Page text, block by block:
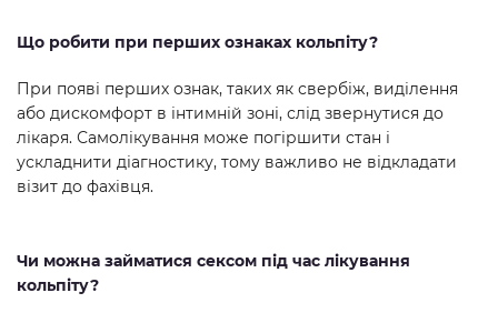
Що робити при перших ознаках кольпіту?
При появі перших ознак, таких як свербіж, виділення
або дискомфорт в інтимній зоні, слід звернутися до
лікаря. Самолікування може погіршити стан і
ускладнити діагностику, тому важливо не відкладати
візит до фахівця.
Чи можна займатися сексом під час лікування
кольпіту?